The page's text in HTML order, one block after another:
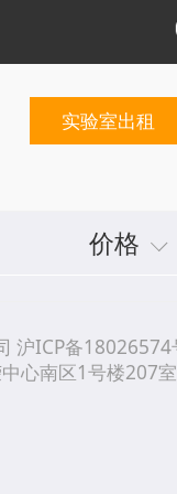
实验室出租
价格
沪ICP备18026574
心南区1号楼207室